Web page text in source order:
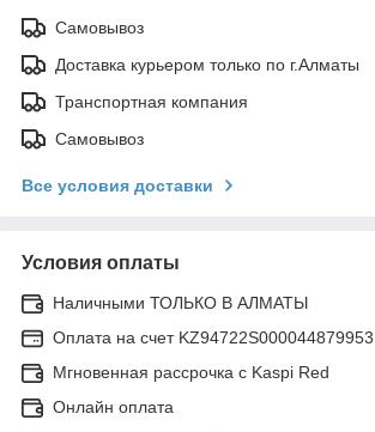
Самовывоз
Доставка курьером только по г.Алматы
Транспортная компания
Самовывоз
Все условия доставки
Условия оплаты
Наличными ТОЛЬКО В АЛМАТЫ
Оплата на счет KZ94722S000044879953
Мгновенная рассрочка с Kaspi Red
Онлайн оплата